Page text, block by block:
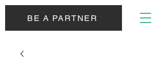
BE A PARTNER